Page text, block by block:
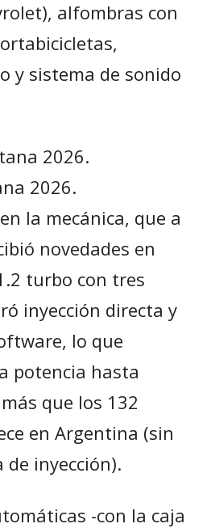
alfombras con
y sistema de sonido
2026.
la mecánica, que a
novedades en
turbo con tres
inyección directa y
lo que
potencia hasta
que los 132
en Argentina (sin
inyección).
-con la caja